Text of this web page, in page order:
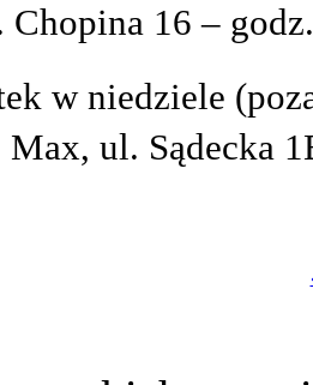
Chopina 16 –
w niedziele
ul. Sądecka